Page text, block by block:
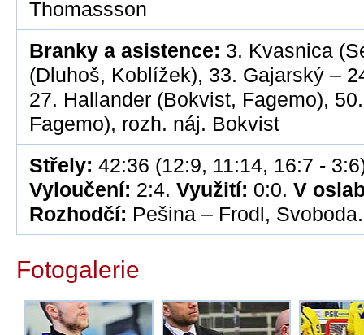
Thomassson
Branky a asistence: 3. Kvasnica
(Dluhoš, Koblížek), 33. Gajarský –
27. Hallander (Bokvist, Fagemo),
Fagemo), rozh. náj. Bokvist
Střely: 42:36 (12:9, 11:14, 16:7 -
Vyloučení: 2:4. Využití: 0:0. V
Rozhodčí: Pešina – Frodl,
Fotogalerie